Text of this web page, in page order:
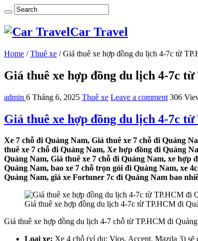
Car Travel
Home / Thuê xe / Giá thuê xe hợp đồng du lịch 4-7c từ
Giá thuê xe hợp đồng du lịch 4-7c
admin 6 Tháng 6, 2025 Thuê xe Leave a comment 306
Giá thuê xe hợp đồng du lịch 4-7c
Xe 7 chỗ đi Quảng Nam, Giá thuê xe 7 chỗ đi Quảng
thuê xe 7 chỗ đi Quảng Nam, Xe hợp đồng đi Quảng
Quảng Nam, Giá thuê xe 7 chỗ đi Quảng Nam, xe hợp
Quảng Nam, bao xe 7 chỗ trọn gói đi Quảng Nam, xe
Quảng Nam, giá xe Fortuner 7c đi Quảng Nam bao
Giá thuê xe hợp đồng du lịch 4-7c từ TP.HCM đi
Giá thuê xe hợp đồng du lịch 4-7 chỗ từ TP.HCM đi
Loại xe: Xe 4 chỗ (ví dụ: Vios, Accent, Mazda 3) sẽ